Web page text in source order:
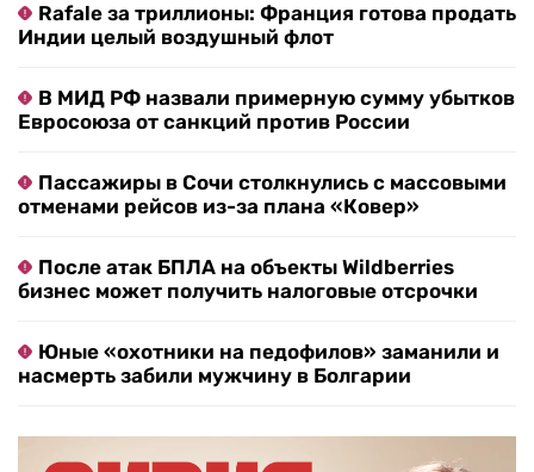
Rafale за триллионы: Франция готова продать
Индии целый воздушный флот
В МИД РФ назвали примерную сумму убытков
Евросоюза от санкций против России
Пассажиры в Сочи столкнулись с массовыми
отменами рейсов из-за плана «Ковер»
После атак БПЛА на объекты Wildberries
бизнес может получить налоговые отсрочки
Юные «охотники на педофилов» заманили и
насмерть забили мужчину в Болгарии